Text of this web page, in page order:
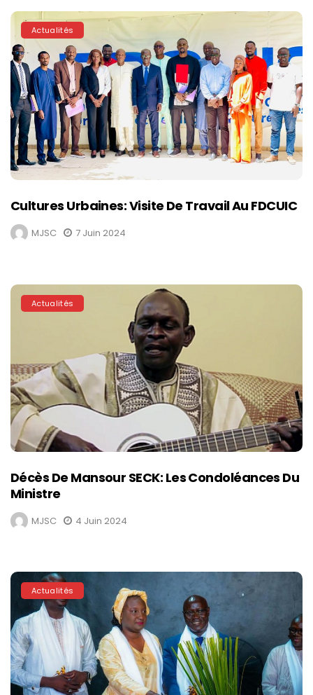
Actualités
Cultures Urbaines: Visite De Travail Au FDCUIC
MJSC 7 Juin 2024
Actualités
Décès De Mansour SECK: Les Condoléances Du
Ministre
MJSC 4 Juin 2024
Actualités